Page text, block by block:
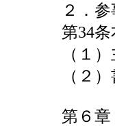
２．
第34
（１
（２
第６